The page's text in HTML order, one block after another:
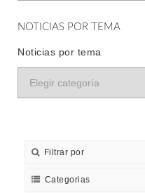
NOTICIAS POR TEMA
Noticias por tema
Filtrar por
Categorias